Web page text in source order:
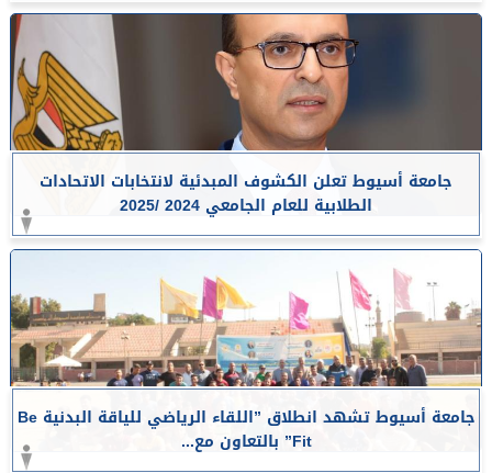
جامعة أسيوط تعلن الكشوف المبدئية لانتخابات الاتحادات
الطلابية للعام الجامعي 2024 /2025
جامعة أسيوط تشهد انطلاق ”اللقاء الرياضي للياقة البدنية Be
Fit” بالتعاون مع...